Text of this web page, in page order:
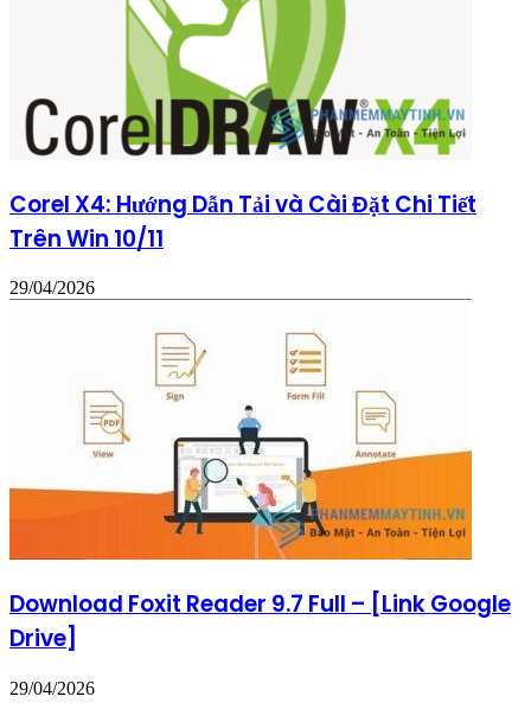
Corel X4: Hướng Dẫn Tải và Cài Đặt Chi Tiết
Trên Win 10/11
29/04/2026
Download Foxit Reader 9.7 Full – [Link Google
Drive]
29/04/2026